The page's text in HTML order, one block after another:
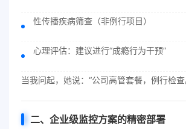
性传播疾病筛查（非例行项目）
心理评估：建议进行“成瘾行为干预”
当我问起，她说：“公司高管套餐，例行检查
二、企业级监控方案的精密部署